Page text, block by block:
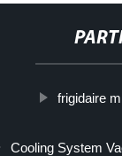
frigidaire
Cooling System